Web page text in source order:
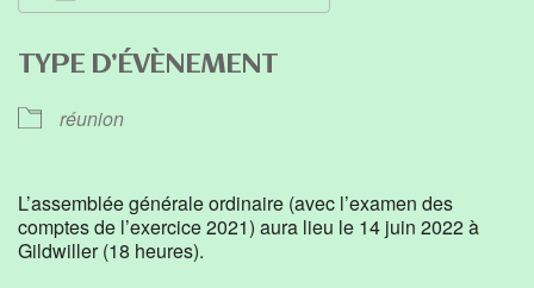
TYPE D’ÉVÈNEMENT
réunion
L’assemblée générale ordinaire (avec l’examen des
comptes de l’exercice 2021) aura lieu le 14 juin 2022 à
Gildwiller (18 heures).